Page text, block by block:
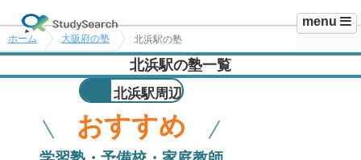
menu
ホーム 大阪府の塾 北浜駅の塾
北浜駅の塾一覧
北浜駅周辺
おすすめ